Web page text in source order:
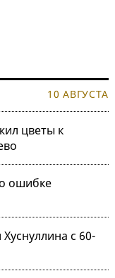
10 АВГУСТА
цветы к
ошибке
с 60-